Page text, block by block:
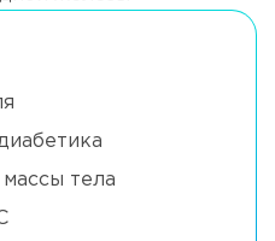
тела